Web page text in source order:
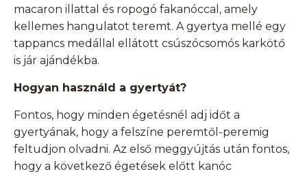
macaron illattal és ropogó fakanóccal, amely
kellemes hangulatot teremt. A gyertya mellé egy
tappancs medállal ellátott csúszócsomós karkötő
is jár ajándékba.
Hogyan használd a gyertyát?
Fontos, hogy minden égetésnél adj időt a
gyertyának, hogy a felszíne peremtől-peremig
feltudjon olvadni. Az első meggyújtás után fontos,
hogy a következő égetések előtt kanóc